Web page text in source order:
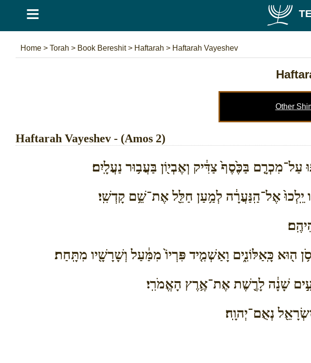
≡
Home > Torah > Book Bereshit> Haftarah > Haftarah Vayeshev
Other
Haftarah Vayeshev - (Amos 2)
בַּכֶּ֙סֶף֙ צַדִּ֔יק וְאֶבְי֖וֹן בַּעֲב֥וּר נַעֲלָֽיִם׃
יֵֽלְכוּ֙ אֶל־הַֽנַּעֲרָ֔ה לְמַ֥עַן חַלֵּ֖ל אֶת־שֵׁ֥ם קָדְשִֽׁי׃
ה֖וּא כָּֽאַלּוֹנִ֑ים וָאַשְׁמִ֤יד פִּרְיוֹ֙ מִמַּ֔עַל וְשָׁרָשָׁ֖יו מִתָּֽחַת׃
שָׁנָ֔ה לָרֶ֖שֶׁת אֶת־אֶ֥רֶץ הָאֱמֹרִֽי׃
נְאֻם־יְהוָֽה׃